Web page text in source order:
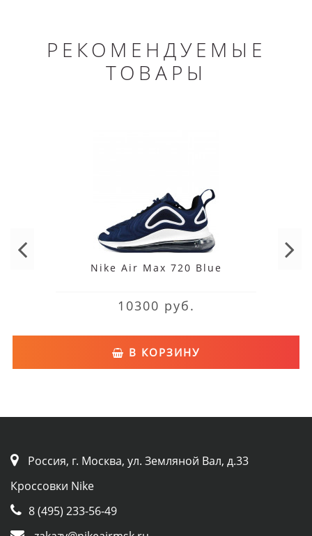
РЕКОМЕНДУЕМЫЕ
ТОВАРЫ
Nike Air Max 720 Blue
10300 руб.
В КОРЗИНУ
Россия, г. Москва, ул. Земляной Вал, д.33
Кроссовки Nike
8 (495) 233-56-49